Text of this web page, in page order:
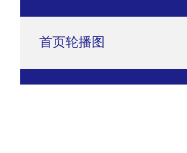
首页轮播图